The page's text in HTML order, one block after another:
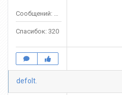
Сообщений: 908
Спасибок: 320
defolt.